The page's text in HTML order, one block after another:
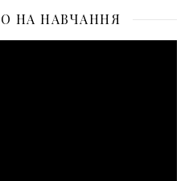
НА НАВЧАННЯ